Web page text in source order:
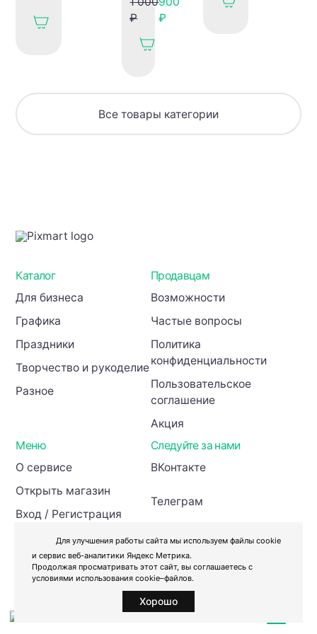
родителей
Нано
Guide
Nano
₽
₽
родителей
Все товары категории
Каталог
Для бизнеса
Графика
Праздники
Творчество и рукоделие
Разное
Продавцам
Возможности
Частые вопросы
Политика
конфиденциальности
Пользовательское
соглашение
Акция
Меню
О сервисе
Открыть магазин
Вход / Регистрация
Инвесторам
Следуйте за нами
ВКонтакте
Телеграм
Для улучшения работы сайта мы используем файлы cookie
и сервис веб-аналитики Яндекс Метрика.
Продолжая просматривать этот сайт, вы соглашаетесь с
условиями использования cookie–файлов.
Хорошо